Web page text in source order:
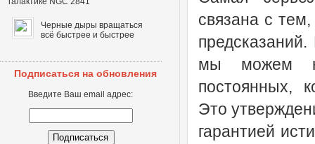
связана с
мы можем
постоянных,
Это
гарантией
Черные дыры вращаться
всё быстрее и быстрее
Подписаться на обновления
Введите Ваш email адрес: